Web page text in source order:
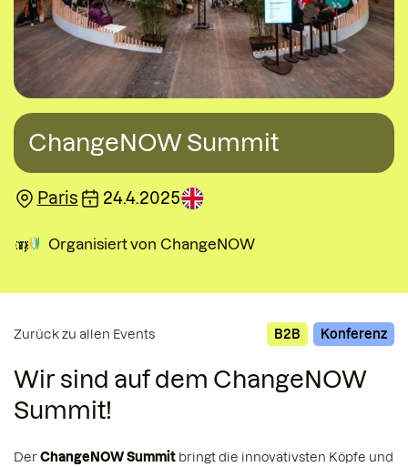
ChangeNOW Summit
Paris 24.4.2025
Organisiert von ChangeNOW
Zurück zu allen Events B2B Konferenz
Wir sind auf dem ChangeNOW
Summit!
DerChangeNOW Summit bringt die innovativsten Köpfe und